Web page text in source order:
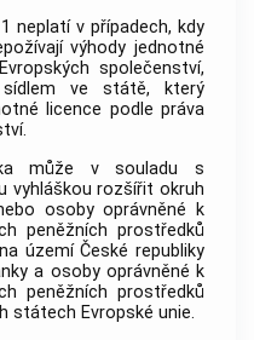
neplatí v případech, kdy
výhody jednotné
společenství,
ve státě, který
licence podle práva
může v souladu s
vyhláškou rozšířit okruh
osoby oprávněné k
peněžních prostředků
území České republiky
a osoby oprávněné k
peněžních prostředků
státech Evropské unie.